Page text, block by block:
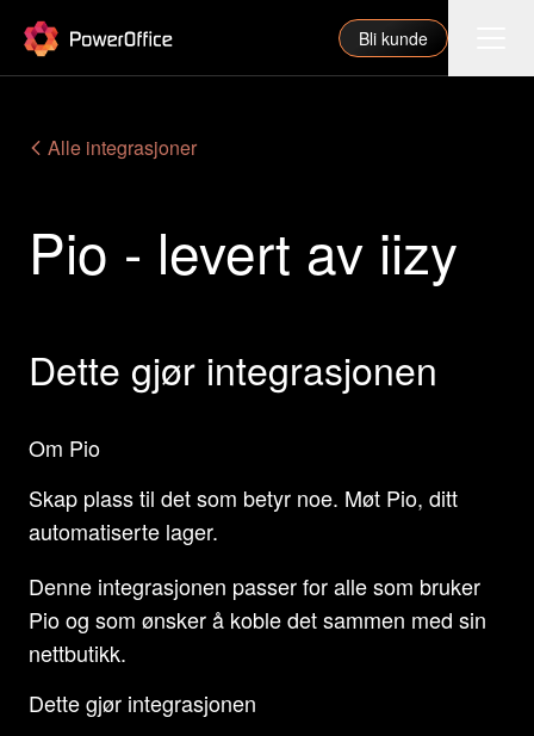
PowerOffice Bli kunde
Funksjoner
Priser
Våre partnere
Om oss
Support
Logg inn
Alle integrasjoner
Pio - levert av iizy
Dette gjør integrasjonen
Om Pio
Skap plass til det som betyr noe. Møt Pio, ditt
automatiserte lager.
Denne integrasjonen passer for alle som bruker
Pio og som ønsker å koble det sammen med sin
nettbutikk.
Dette gjør integrasjonen